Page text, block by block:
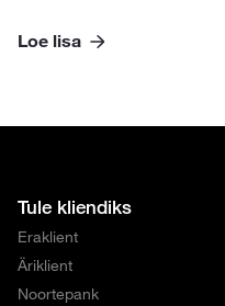
Loe lisa
Tule kliendiks
Eraklient
Äriklient
Noortepank